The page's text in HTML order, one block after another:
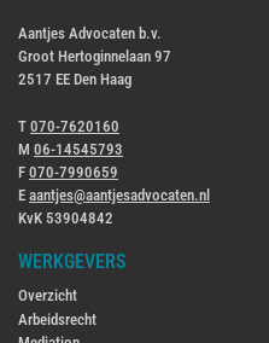
Aantjes Advocaten b.v.
Groot Hertoginnelaan 97
2517 EE Den Haag
T 070-7620160
M 06-14545793
F 070-7990659
E aantjes@aantjesadvocaten.nl
KvK 53904842
WERKGEVERS
Overzicht
Arbeidsrecht